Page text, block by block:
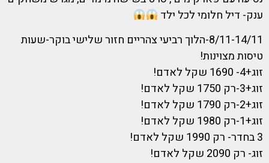
ענק- דיל חלומי לכל ילד
8/11-14/11-הלוך רביעי צהריים חזור שלישי בוקר-שעות
טיסות מצוינות!
זוג+4- 1690 שקל לאדם!
זוג+3-רק 1750 שקל לאדם!
זוג+2-רק 1790 שקל לאדם!
זוג+1-רק 1980 שקל לאדם!
3 בחדר- רק 1990 שקל לאדם!
זוג- רק 2090 שקל לאדם!